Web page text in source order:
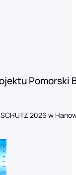
Pomorski
2026 w